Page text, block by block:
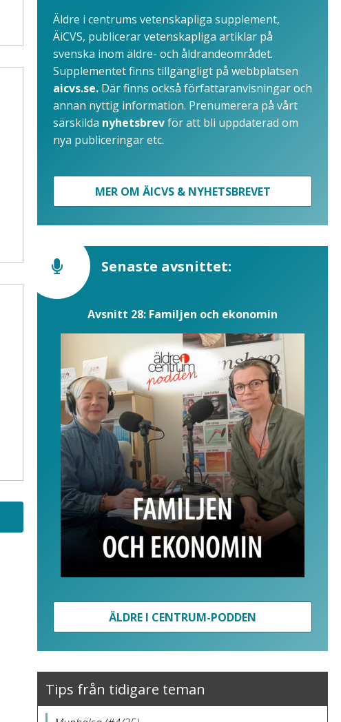
Äldre i centrums vetenskapliga supplement,
ÄiCVS, publicerar vetenskapliga artiklar på
svenska inom äldre- och åldrandeområdet.
Supplementet finns tillgängligt på webbplatsen
aicvs.se. Där finns också författaranvisningar och
annan nyttig information. Prenumerera på vårt
särskilda nyhetsbrevför att bli uppdaterad om
nya publiceringar etc.
MER OM ÄICVS & NYHETSBREVET
Senaste avsnittet:
Avsnitt 28: Familjen och ekonomin
ÄLDRE I CENTRUM-PODDEN
Tips från tidigare teman